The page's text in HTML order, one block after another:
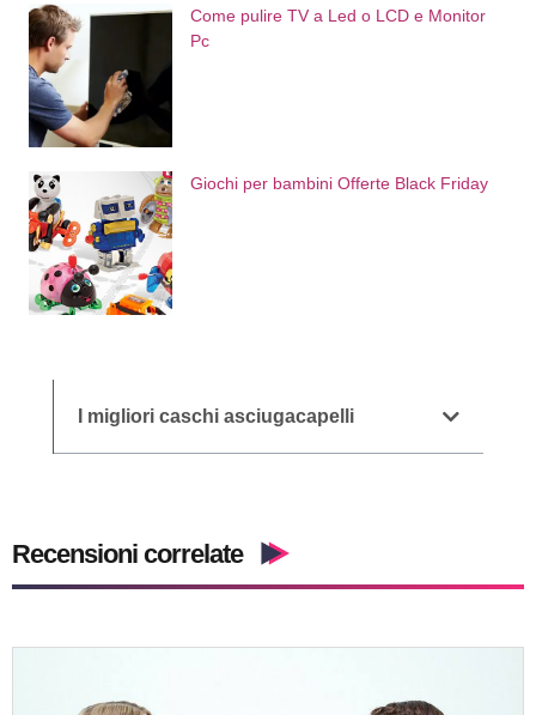
Come pulire TV a Led o LCD e Monitor
Pc
Giochi per bambini Offerte Black Friday
I migliori caschi asciugacapelli
Recensioni correlate